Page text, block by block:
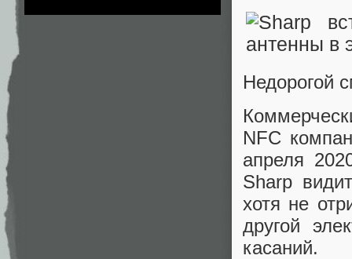
Недорогой
NFC
апреля
Sharp
хотя не
другой
касаний.